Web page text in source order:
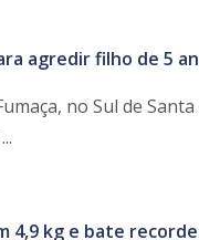
agredir filho de 5
no Sul de
4,9 kg e bate